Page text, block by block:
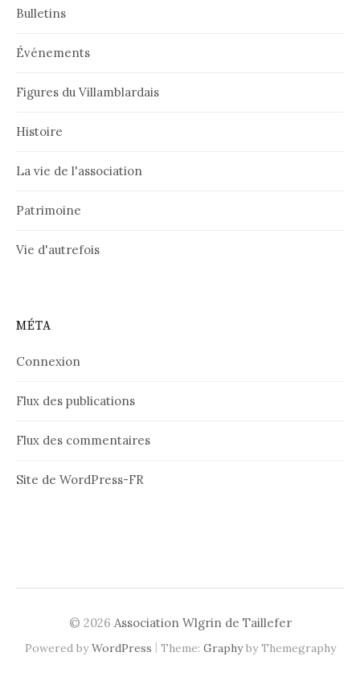
Bulletins
Événements
Figures du Villamblardais
Histoire
La vie de l'association
Patrimoine
Vie d'autrefois
MÉTA
Connexion
Flux des publications
Flux des commentaires
Site de WordPress-FR
© 2026 Association Wlgrin de Taillefer
Powered byWordPress | Theme: Graphyby Themegraphy